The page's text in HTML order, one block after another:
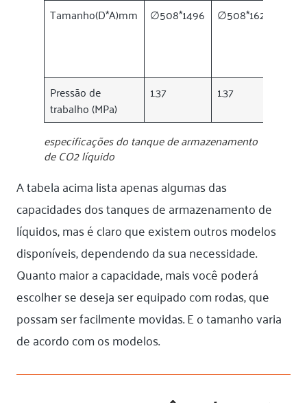
Tamanho(D*A)mm ∅508*1496 ∅508*1623
Pressão de
trabalho (MPa)
1.37 1.37
especificações do tanque de armazenamento
de CO2 líquido
A tabela acima lista apenas algumas das
capacidades dos tanques de armazenamento de
líquidos, mas é claro que existem outros modelos
disponíveis, dependendo da sua necessidade.
Quanto maior a capacidade, mais você poderá
escolher se deseja ser equipado com rodas, que
possam ser facilmente movidas. E o tamanho varia
de acordo com os modelos.